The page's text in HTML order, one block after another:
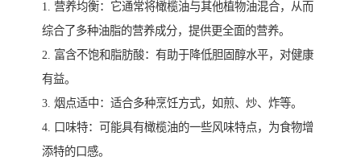
1. 营养均衡：它通常将橄榄油与其他植物油混合，从而
综合了多种油脂的营养成分，提供更全面的营养。
2. 富含不饱和脂肪酸：有助于降低胆固醇水平，对健康
有益。
3. 烟点适中：适合多种烹饪方式，如煎、炒、炸等。
4. 口味特：可能具有橄榄油的一些风味特点，为食物增
添特的口感。